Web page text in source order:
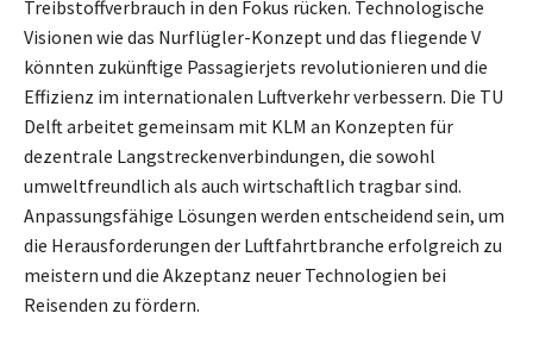
Treibstoffverbrauch in den Fokus rücken. Technologische
Visionen wie das Nurflügler-Konzept und das fliegende V
könnten zukünftige Passagierjets revolutionieren und die
Effizienz im internationalen Luftverkehr verbessern. Die TU
Delft arbeitet gemeinsam mit KLM an Konzepten für
dezentrale Langstreckenverbindungen, die sowohl
umweltfreundlich als auch wirtschaftlich tragbar sind.
Anpassungsfähige Lösungen werden entscheidend sein, um
die Herausforderungen der Luftfahrtbranche erfolgreich zu
meistern und die Akzeptanz neuer Technologien bei
Reisenden zu fördern.